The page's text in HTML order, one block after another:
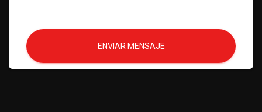
ENVIAR MENSAJE